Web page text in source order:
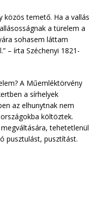
közös temető. Ha a vallás
a türelem a
sohasem láttam
– írta Széchenyi 1821-
A Műemléktörvény
a sírhelyek
az elhunytnak nem
költöztek.
tehetetlenül
pusztulást, pusztítást.